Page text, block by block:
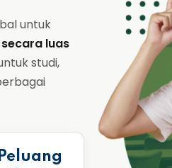
untuk
luas
studi,
Peluang